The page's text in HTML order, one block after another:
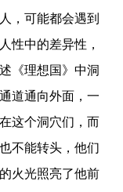
，可能都会遇到
性中的差异性，
《理想国》中洞
道通向外面，一
这个洞穴们，而
不能转头，他们
火光照亮了他前